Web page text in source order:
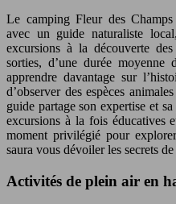
Le camping Fleur des
avec un guide naturaliste
excursions à la découverte
sorties, d’une durée moyenne
apprendre davantage sur
d’observer des espèces
guide partage son expertise et
excursions à la fois éducatives
moment privilégié pour
saura vous dévoiler les secrets
Activités de plein air en